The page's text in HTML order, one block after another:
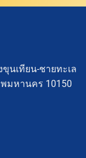
นเทียน-ชายทะเล
มหานคร 10150